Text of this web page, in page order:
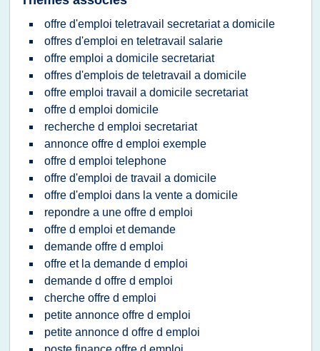
offre d'emploi teletravail secretariat a domicile
offres d'emploi en teletravail salarie
offre emploi a domicile secretariat
offres d'emplois de teletravail a domicile
offre emploi travail a domicile secretariat
offre d emploi domicile
recherche d emploi secretariat
annonce offre d emploi exemple
offre d emploi telephone
offre d'emploi de travail a domicile
offre d'emploi dans la vente a domicile
repondre a une offre d emploi
offre d emploi et demande
demande offre d emploi
offre et la demande d emploi
demande d offre d emploi
cherche offre d emploi
petite annonce offre d emploi
petite annonce d offre d emploi